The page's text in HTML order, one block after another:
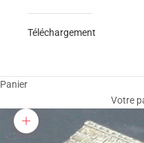
Téléchargement
Panier
Votre
Zoomer sur l'image